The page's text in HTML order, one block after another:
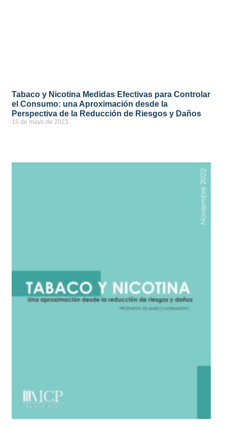
Tabaco y Nicotina Medidas Efectivas para Controlar
el Consumo: una Aproximación desde la
Perspectiva de la Reducción de Riesgos y Daños
15 de mayo de 2023